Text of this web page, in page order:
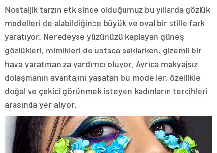
Nostaljik tarzın etkisinde olduğumuz bu yıllarda gözlük
modelleri de alabildiğince büyük ve oval bir stille fark
yaratıyor. Neredeyse yüzünüzü kaplayan güneş
gözlükleri, mimikleri de ustaca saklarken, gizemli bir
hava yaratmanıza yardımcı oluyor. Ayrıca makyajsız
dolaşmanın avantajını yaşatan bu modeller, özellikle
doğal ve çekici görünmek isteyen kadınların tercihleri
arasında yer alıyor.